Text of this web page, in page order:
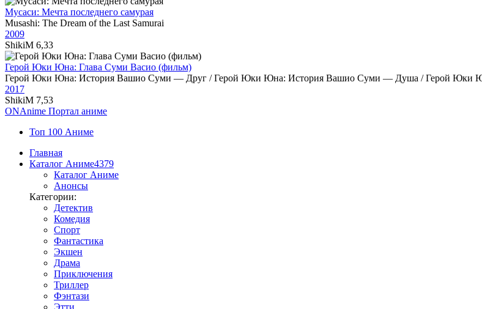
Мусаси: Мечта последнего самурая
Musashi: The Dream of the Last Samurai
2009
ShikiM 6,33
Герой Юки Юна: Глава Суми Васио (фильм)
Герой Юки Юна: История Вашио Суми — Друг / Герой Юки Юна: История Вашио Суми — Душа / Герой Юки
2017
ShikiM 7,53
ONAnime Портал аниме
Топ 100 Аниме
Главная
Каталог Аниме4379
Каталог Аниме
Анонсы
Категории:
Детектив
Комедия
Спорт
Фантастика
Экшен
Драма
Приключения
Триллер
Фэнтази